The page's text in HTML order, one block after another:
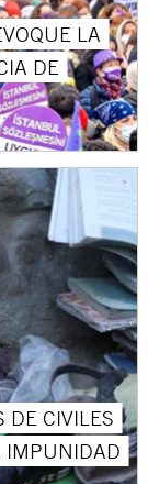
LA
DE
DE CIVILES
IMPUNIDAD